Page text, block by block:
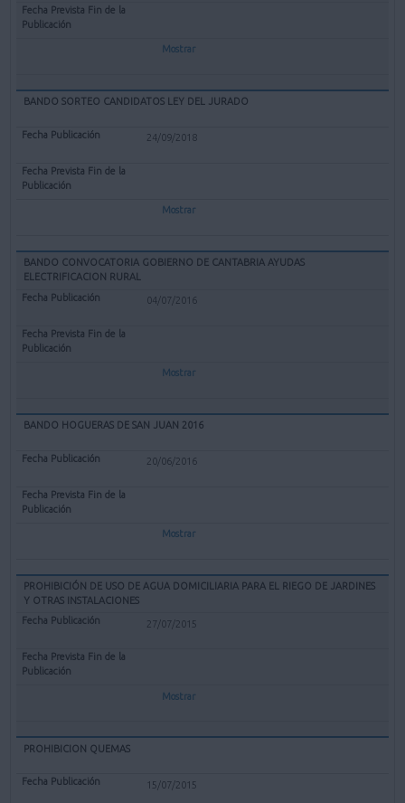
Mostrar
BANDO SORTEO CANDIDATOS LEY DEL JURADO
24/09/2018
Mostrar
BANDO CONVOCATORIA GOBIERNO DE CANTABRIA AYUDAS
ELECTRIFICACION RURAL
04/07/2016
Mostrar
BANDO HOGUERAS DE SAN JUAN 2016
20/06/2016
Mostrar
PROHIBICIÓN DE USO DE AGUA DOMICILIARIA PARA EL RIEGO DE JARDINES
Y OTRAS INSTALACIONES
27/07/2015
Mostrar
PROHIBICION QUEMAS
15/07/2015